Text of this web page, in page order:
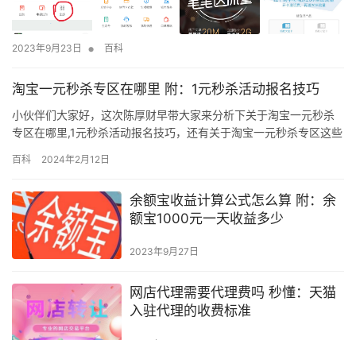
2023年9月23日 • 百科
淘宝一元秒杀专区在哪里 附：1元秒杀活动报名技巧
小伙伴们大家好，这次陈厚财早带大家来分析下关于淘宝一元秒杀
专区在哪里,1元秒杀活动报名技巧，还有关于淘宝一元秒杀专区这些
及到各个方面，阅读完你一定能有所收获！ 打开淘宝特价版的
我们商家该如何报名呢？活动有什么要求？接下来陈厚财就为大家
介绍。…
百科 2024年2月12日
余额宝收益计算公式怎么算 附：余
额宝1000元一天收益多少
2023年9月27日
网店代理需要代理费吗 秒懂：天猫
入驻代理的收费标准